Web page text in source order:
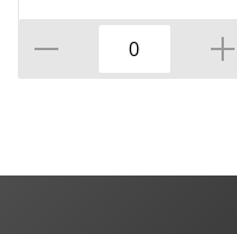
потертости, грязные
края